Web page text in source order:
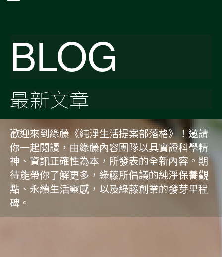
BLOG
最新文章
歡迎來到綠藤《純淨生活提案部落格》！邀請
你一起閱讀，由綠藤內容團隊以具實證科學精
神、資訊正確性為本，所發表的全新內容。期
待能帶你了解更多，綠藤所倡議的純淨保養觀
點、永續生活靈感，以及綠藤創業的發芽里程
碑。